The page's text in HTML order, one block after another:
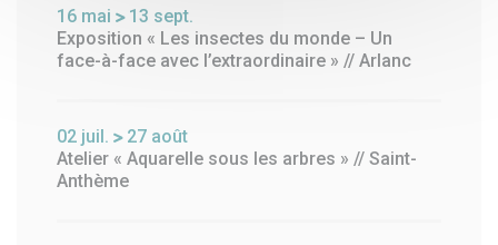
16 mai 13 sept.
Exposition « Les insectes du monde – Un
face-à-face avec l’extraordinaire » // Arlanc
02 juil. 27 août
Atelier « Aquarelle sous les arbres » // Saint-
Anthème